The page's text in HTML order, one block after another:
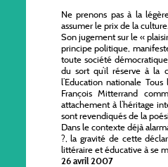
Ne prenons pas à la
assumer le prix de la culture.
Son jugement sur le «
principe politique,
toute société
du sort qu’il réserve à la
l’Education nationale
François Mitterrand
attachement à l’héritage
sont revendiqués de la
Dans le contexte déjà
?, la gravité de cette
littéraire et éducative à se
26 avril 2007